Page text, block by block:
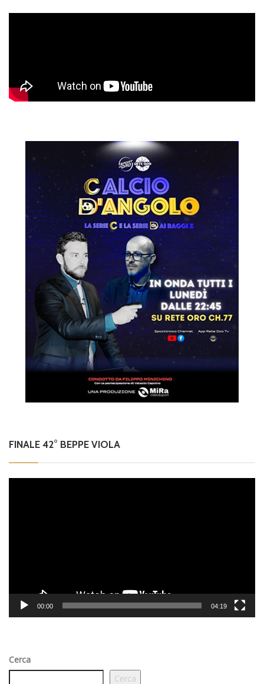
FINALE 42° BEPPE VIOLA
00:00 04:19
Cerca
Cerca